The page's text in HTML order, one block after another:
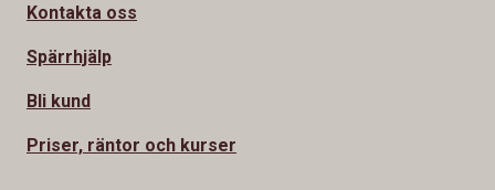
Kontakta oss
Spärrhjälp
Bli kund
Priser, räntor och kurser